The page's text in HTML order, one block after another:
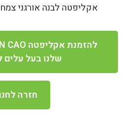
אקליפטה לבנה אורגני
שלנו בעל עלים
חזרה